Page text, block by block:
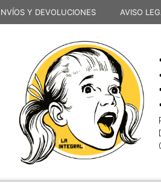
Y DEVOLUCIONES AVISO